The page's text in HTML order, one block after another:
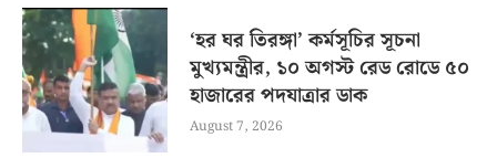
‘হর ঘর তিরঙ্গা’ কর্মসূচির সূচনা
মুখ্যমন্ত্রীর, ১০ অগস্ট রেড রোডে ৫০
হাজারের পদযাত্রার ডাক
August 7, 2026